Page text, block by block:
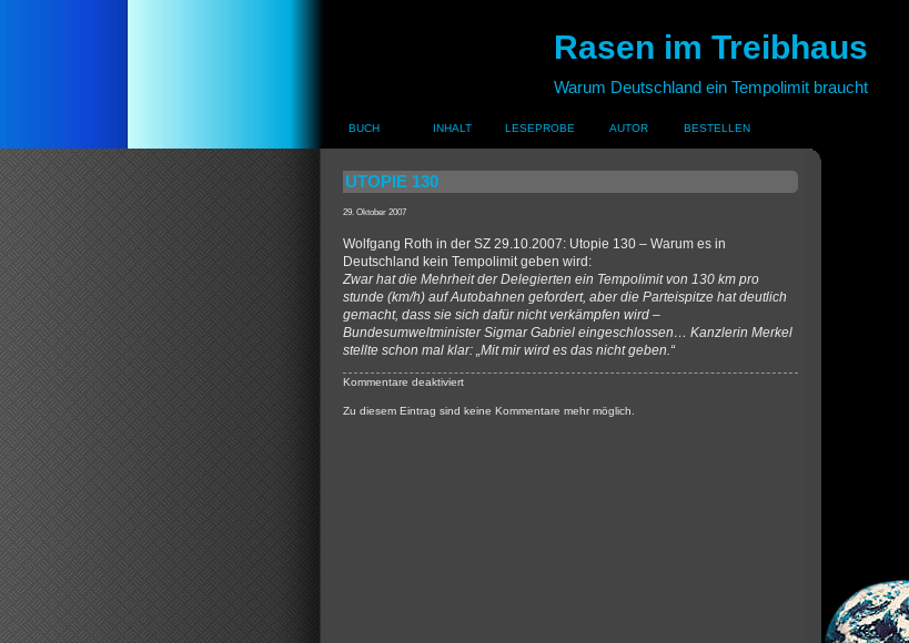
Rasen im Treibhaus
Warum Deutschland ein Tempolimit braucht
BUCH INHALT LESEPROBE AUTOR BESTELLEN
UTOPIE 130
29. Oktober 2007
Wolfgang Roth in der SZ 29.10.2007: Utopie 130 – Warum es in
Deutschland kein Tempolimit geben wird:
Zwar hat die Mehrheit der Delegierten ein Tempolimit von 130 km pro
stunde (km/h) auf Autobahnen gefordert, aber die Parteispitze hat deutlich
gemacht, dass sie sich dafür nicht verkämpfen wird –
Bundesumweltminister Sigmar Gabriel eingeschlossen… Kanzlerin Merkel
stellte schon mal klar: „Mit mir wird es das nicht geben.“
Kommentare deaktiviertfür
130
Zu diesem Eintrag sind keine Kommentare mehr möglich.